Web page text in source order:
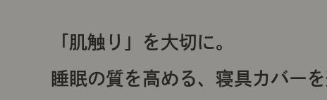
「肌触り」を大切に。
睡眠の質を高める、寝具カバーを